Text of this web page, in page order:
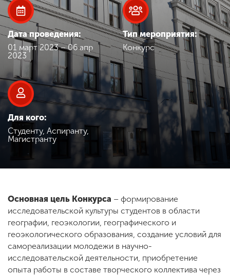
Наука
Международная
деятельность
Другие виды
деятельности
Студенческая жизнь
Сведения об
образовательной
организации
ENG SPN CHI
Дата проведения:
01 март 2023 – 06 апр
2023
Тип мероприятия:
Конкурс
Для кого:
Студенту, Аспиранту,
Магистранту
Основная цель Конкурса – формирование
исследовательской культуры студентов в области
географии, геоэкологии, географического и
геоэкологического образования, создание условий для
самореализации молодежи в научно-
исследовательской деятельности, приобретение
опыта работы в составе творческого коллектива через